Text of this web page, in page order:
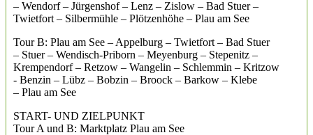
– Wendorf – Jürgenshof – Lenz – Zislow – Bad Stuer –
Twietfort – Silbermühle – Plötzenhöhe – Plau am See
Tour B: Plau am See – Appelburg – Twietfort – Bad Stuer
– Stuer – Wendisch-Priborn – Meyenburg – Stepenitz –
Krempendorf – Retzow – Wangelin – Schlemmin – Kritzow
- Benzin – Lübz – Bobzin – Broock – Barkow – Klebe
– Plau am See
START- UND ZIELPUNKT
Tour A und B: Marktplatz Plau am See